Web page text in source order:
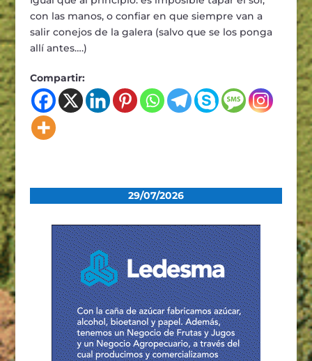
con las manos, o confiar en que siempre van a
salir conejos de la galera (salvo que se los ponga
allí antes….)
Compartir:
29/07/2026